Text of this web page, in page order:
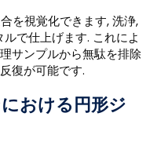
を視覚化できます, 洗浄,
で仕上げます. これによ
サンプルから無駄を排除
復が可能です.
おける円形ジ